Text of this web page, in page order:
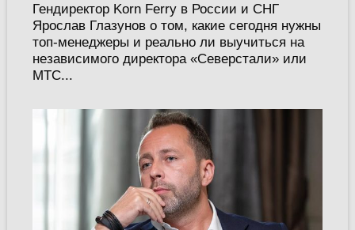
Гендиректор Korn Ferry в России и СНГ
Ярослав Глазунов о том, какие сегодня нужны
топ-менеджеры и реально ли выучиться на
независимого директора «Северстали» или
МТС...